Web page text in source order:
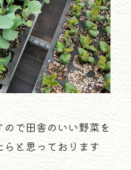
ので田舎のいい野菜を
らと思っております